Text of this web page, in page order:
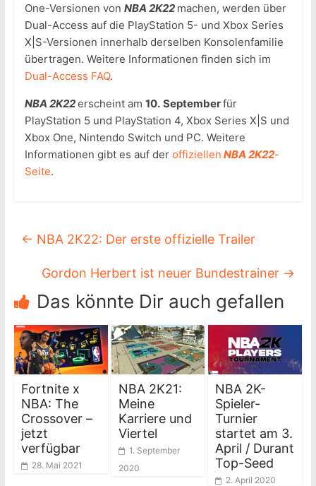
One-Versionen von NBA 2K22 machen, werden über
Dual-Access auf die PlayStation 5- und Xbox Series
X|S-Versionen innerhalb derselben Konsolenfamilie
übertragen. Weitere Informationen finden sich im
Dual-Access FAQ.
NBA 2K22erscheint am 10. Septemberfür
PlayStation 5 und PlayStation 4, Xbox Series X|S und
Xbox One, Nintendo Switch und PC. Weitere
Informationen gibt es auf der offiziellen NBA 2K22-
Seite.
← NBA 2K22: Der erste offizielle Trailer
Gordon Herbert ist neuer Bundestrainer →
Das könnte Dir auch gefallen
Fortnite x
NBA: The
Crossover –
jetzt
verfügbar
28. Mai 2021
NBA 2K21:
Meine
Karriere und
Viertel
1. September
2020
NBA 2K-
Spieler-
Turnier
startet am 3.
April / Durant
Top-Seed
2. April 2020